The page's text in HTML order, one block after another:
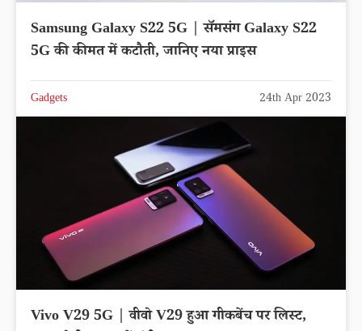
Samsung Galaxy S22 5G | सॅमसंग Galaxy S22
5G की कीमत में कटौती, जानिए नया प्राइस
Gadgets 24th Apr 2023
Vivo V29 5G | वीवो V29 हुआ गीकबेंच पर लिस्ट,